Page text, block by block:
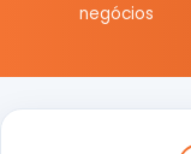
negócios